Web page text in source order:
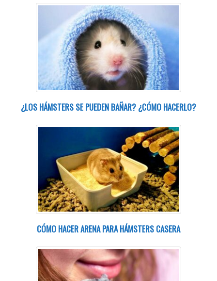
¿LOS HÁMSTERS SE PUEDEN BAÑAR? ¿CÓMO HACERLO?
CÓMO HACER ARENA PARA HÁMSTERS CASERA